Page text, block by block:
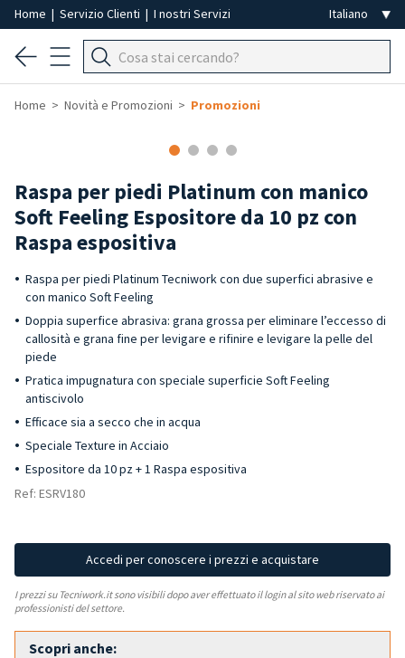
Home | Servizio Clienti | I nostri Servizi
Home Novità e Promozioni Promozioni
Raspa per piedi Platinum con manico
Soft Feeling Espositore da 10 pz con
Raspa espositiva
Raspa per piedi Platinum Tecniwork con due superfici abrasive e
con manico Soft Feeling
Doppia superfice abrasiva: grana grossa per eliminare l’eccesso di
callosità e grana fine per levigare e rifinire e levigare la pelle del
piede
Pratica impugnatura con speciale superficie Soft Feeling
antiscivolo
Efficace sia a secco che in acqua
Speciale Texture in Acciaio
Espositore da 10 pz + 1 Raspa espositiva
Ref: ESRV180
Accedi per conoscere i prezzi e acquistare
I prezzi su Tecniwork.it sono visibili dopo aver effettuato il login al sito web riservato ai
professionisti del settore.
Scopri anche: